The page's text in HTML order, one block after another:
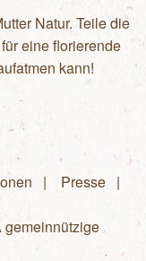
Natur. Teile die
eine florierende
kann!
Presse